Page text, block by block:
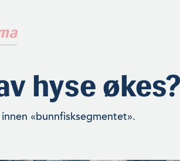
hyse økes?
«bun­nfisksegmentet».